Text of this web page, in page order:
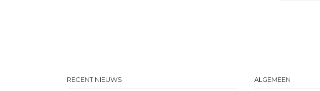
RECENT NIEUWS ALGEMEEN